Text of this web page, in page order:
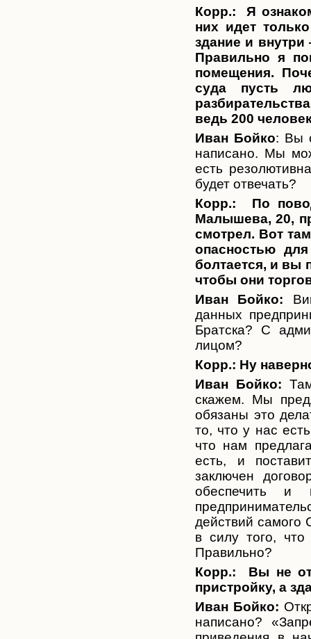
Корр.:
Я
них идет
здание и внутри
Правильно я
помещения.
суда пусть
ведь 200
Иван Бойко: Вы
написано. Мы
есть
будет отвечать?
Корр.:
По
Малышева, 20,
смотрел. Вот
опасностью
болтается, и вы
чтобы они
Иван Бойко:
данных
Братска? С
лицом?
Корр.: Ну
Иван Бойко:
скажем. Мы
обязаны это
то, что у нас
что нам
есть, и
заключен
обеспечить и
действий самого
в силу того,
Правильно?
Корр.:
Вы не
пристройку, а
Иван Бойко:
написано?